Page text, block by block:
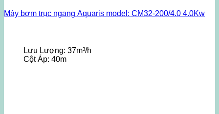
Máy bơm trục ngang Aquaris model: CM32-200/4.0 4.0Kw
Lưu Lượng: 37m³/h
Cột Áp: 40m